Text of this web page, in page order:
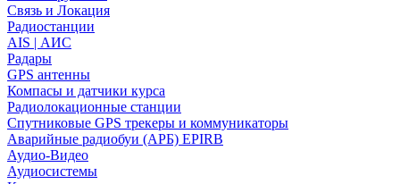
Связь и Локация
Радиостанции
AIS | АИС
Радары
GPS антенны
Компасы и датчики курса
Радиолокационные станции
Спутниковые GPS трекеры и коммуникаторы
Аварийные радиобуи (АРБ) EPIRB
Аудио-Видео
Аудиосистемы